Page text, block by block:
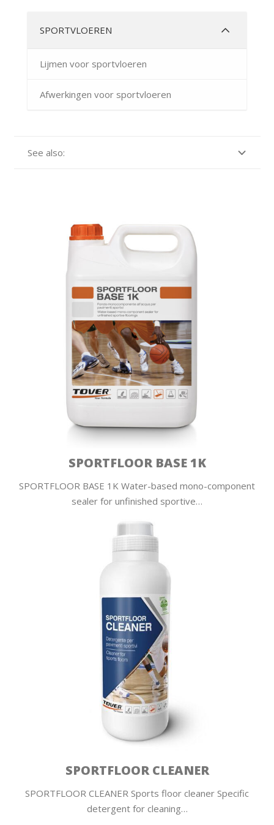
SPORTVLOEREN
Lijmen voor sportvloeren
Afwerkingen voor sportvloeren
See also:
SPORTFLOOR BASE 1K
SPORTFLOOR BASE 1K Water-based mono-component
sealer for unfinished sportive…
SPORTFLOOR CLEANER
SPORTFLOOR CLEANER Sports floor cleaner Specific
detergent for cleaning…